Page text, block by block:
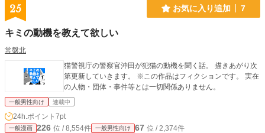
25 お気に入り追加 7
キミの動機を教えて欲しい
常盤北
猫警視庁の警察官沖田が犯猫の動機を聞く話。 描きあがり次
第更新していきます。 ※この作品はフィクションです。 実在
の人物・団体・事件等とは一切関係ありません。
一般男性向け 連載中
24h.ポイント 7pt
一般漫画 226 位 / 8,554件 一般男性向け 67 位 / 2,374件